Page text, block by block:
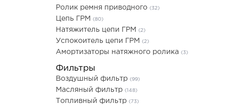
Ролик ремня приводного (32)
Цепь ГРМ (80)
Натяжитель цепи ГРМ (2)
Успокоитель цепи ГРМ (2)
Амортизаторы натяжного ролика (3)
Фильтры
Воздушный фильтр (99)
Масляный фильтр (148)
Топливный фильтр (73)